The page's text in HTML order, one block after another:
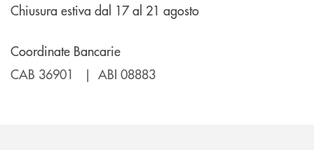
Chiusura estiva dal 17 al 21 agosto
Coordinate Bancarie
CAB 36901 | ABI 08883